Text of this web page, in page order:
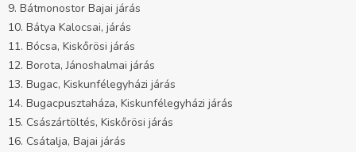
9. Bátmonostor Bajai járás
10. Bátya Kalocsai, járás
11. Bócsa, Kiskőrösi járás
12. Borota, Jánoshalmai járás
13. Bugac, Kiskunfélegyházi járás
14. Bugacpusztaháza, Kiskunfélegyházi járás
15. Császártöltés, Kiskőrösi járás
16. Csátalja, Bajai járás